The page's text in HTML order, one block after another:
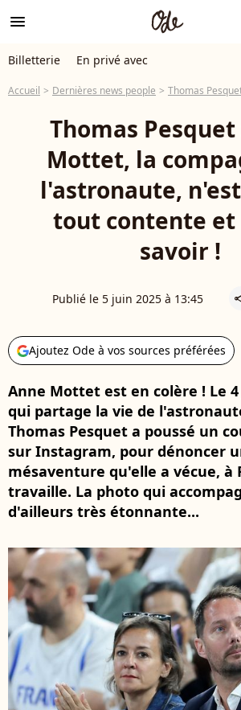
menu
Billetterie En privé avec
Accueil Dernières news people Thomas
Thomas Pesquet
Mottet, la
l'astronaute,
tout contente
savoir !
Publié le 5 juin 2025 à 13:45
Ajoutez Ode à vos sources préférées
Anne Mottet est en colère ! Le 4
qui partage la vie de
Thomas Pesquet a poussé un
sur Instagram, pour dénoncer
mésaventure qu'elle a vécue, à
travaille. La photo qui
d'ailleurs très étonnante...